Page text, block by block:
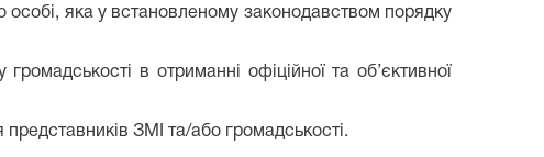
особі, яка у встановленому законодавством порядку
в отриманні офіційної та об’єктивної
представників ЗМІ та/або громадськості.